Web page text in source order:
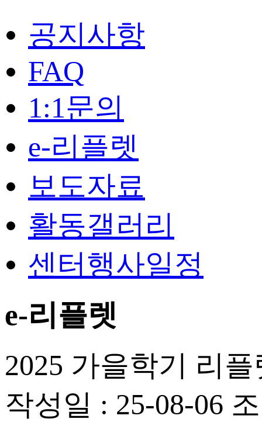
공지사항
FAQ
1:1문의
e-리플렛
보도자료
활동갤러리
센터행사일정
e-리플렛
2025 가을학기 리플
작성일 : 25-08-06